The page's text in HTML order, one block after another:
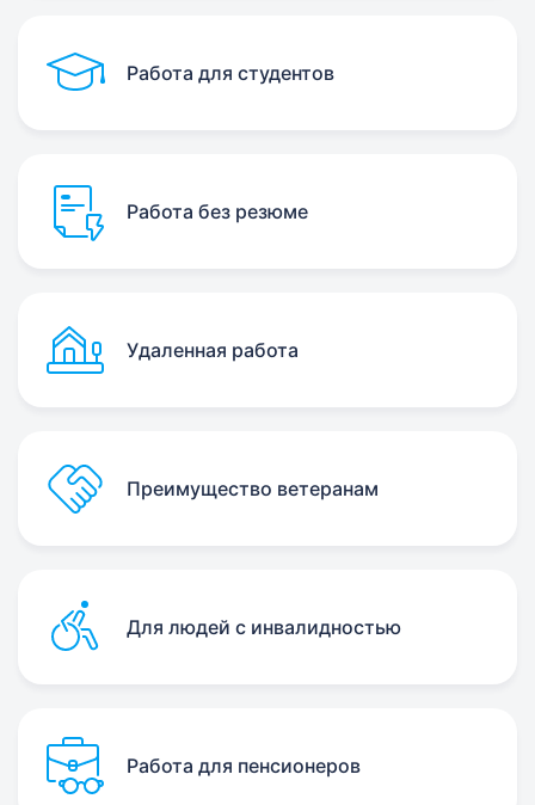
Работа для студентов
Работа без резюме
Удаленная работа
Преимущество ветеранам
Для людей с инвалидностью
Работа для пенсионеров